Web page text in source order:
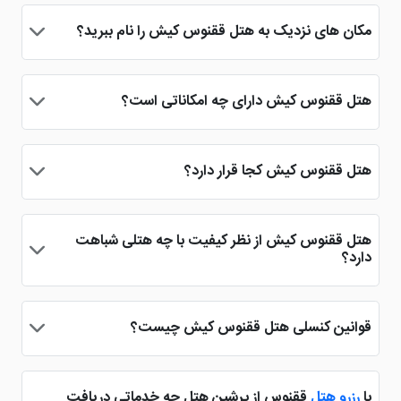
شده این هتل کیش بسیار پر مخاطب باشد. البته دسترسی به بازار
هم می تواند سبب پر مخاطب بودن آن شود.
مکان های نزدیک به هتل ققنوس کیش را نام ببرید؟
هتل 2 ستاره ققنوس در کیش به بازار ونوس، مرکز خرید مریم 2،
اسکله تفریحی کیش و ... دسترسی دارد که با کمی رانندگی می توان
به این مکان ها رسید.
هتل ققنوس کیش دارای چه امکاناتی است؟
از امکاناتی که می توان در هتل ققنوس کیش یافت، شامل
رستوران، کافی شاپ، اینترنت رایگان، روم سرویس، کتری برقی و ...
می شود.
هتل ققنوس کیش کجا قرار دارد؟
هتل ارزان قیمت ققنوس کیش در میدان امیر کبیر، خیابان دانش
واقع شده است. شاید موقعیت مکانی هتل زیاد مورد توجه نباشد،
اما قیمت ارزان آن دلیلی برای جذب افراد است.
هتل ققنوس کیش از نظر کیفیت با چه هتلی شباهت
دارد؟
هتل ارزان ققنوس از نظر کیفیت با هتل هایی نظیر ستاره کیش و
هتل پانیذ کیش مشابه است، اما برای اقامتی با کیفیت تر توصیه
ما به شماهتل گامبرون کیش وهتل فلامینگو کیش
قوانین کنسلی هتل ققنوس کیش چیست؟
قانون کنسلی خاصی برای هیچ هتلی از جمله هتل ققنوس کیش
وجود ندارد، چون تمامی هتل های زیر نظر صنف هتلداری فعالیت